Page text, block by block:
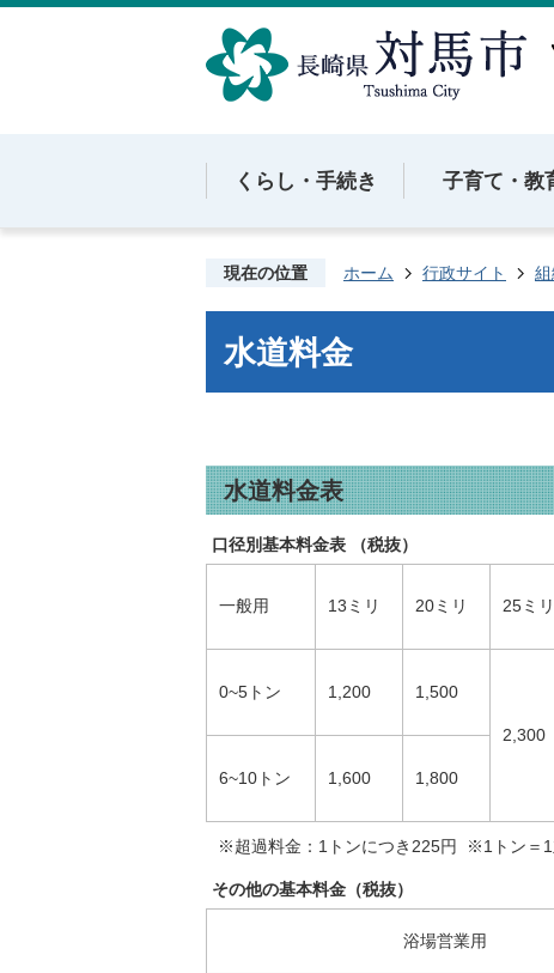
くらし・手続き 子育て・教
現在の位置 ホーム 行政サイト
水道料金
水道料金表
口径別基本料金表 （税抜）
一般用 13ミリ 20ミリ 25ミリ
0~5トン 1,200 1,500
2,300
6~10トン 1,600 1,800
※超過料金：1トンにつき225円 ※1トン＝1
その他の基本料金（税抜）
浴場営業用